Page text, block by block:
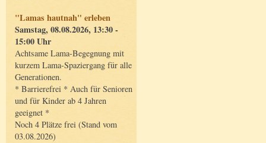
"Lamas hautnah" erleben
Samstag, 08.08.2026, 13:30 -
15:00 Uhr
Achtsame Lama-Begegnung mit
kurzem Lama-Spaziergang für alle
Generationen.
* Barrierefrei * Auch für Senioren
und für Kinder ab 4 Jahren
geeignet *
Noch 4 Plätze frei (Stand vom
03.08.2026)